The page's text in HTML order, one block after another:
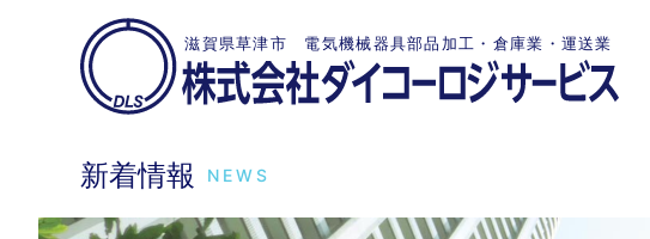
滋賀県草津市 電気機械器具部品加工・倉庫業・運送業
新着情報 NEWS